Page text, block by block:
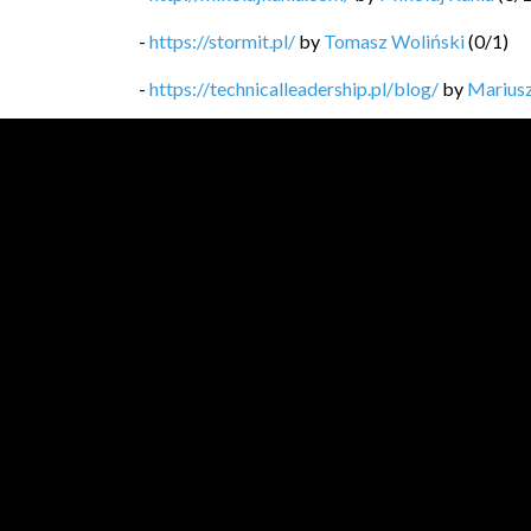
- https://stormit.pl/ by Tomasz Woliński(0/1)
- https://technicalleadership.pl/blog/ by